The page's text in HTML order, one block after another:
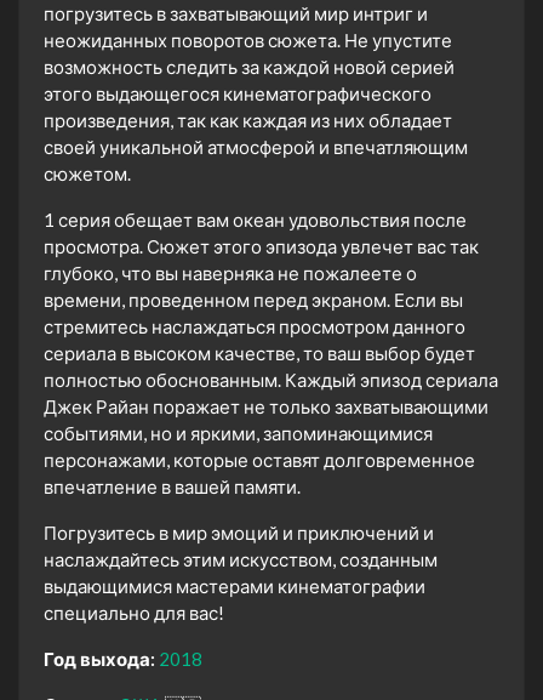
погрузитесь в захватывающий мир интриг и
неожиданных поворотов сюжета. Не упустите
возможность следить за каждой новой серией
этого выдающегося кинематографического
произведения, так как каждая из них обладает
своей уникальной атмосферой и впечатляющим
сюжетом.
1 серия обещает вам океан удовольствия после
просмотра. Сюжет этого эпизода увлечет вас так
глубоко, что вы наверняка не пожалеете о
времени, проведенном перед экраном. Если вы
стремитесь наслаждаться просмотром данного
сериала в высоком качестве, то ваш выбор будет
полностью обоснованным. Каждый эпизод сериала
Джек Райан поражает не только захватывающими
событиями, но и яркими, запоминающимися
персонажами, которые оставят долговременное
впечатление в вашей памяти.
Погрузитесь в мир эмоций и приключений и
наслаждайтесь этим искусством, созданным
выдающимися мастерами кинематографии
специально для вас!
Год выхода: 2018